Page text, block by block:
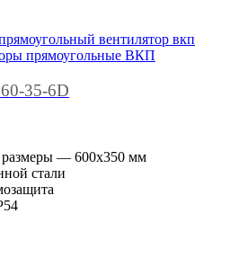
прямоугольные ВКП
35-6D
— 600х350 мм
стали